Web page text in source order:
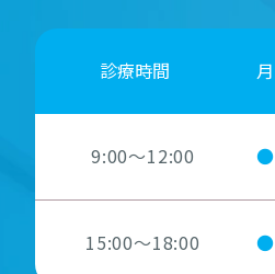
診療時間 月
9:00～12:00 ●
15:00～18:00 ●